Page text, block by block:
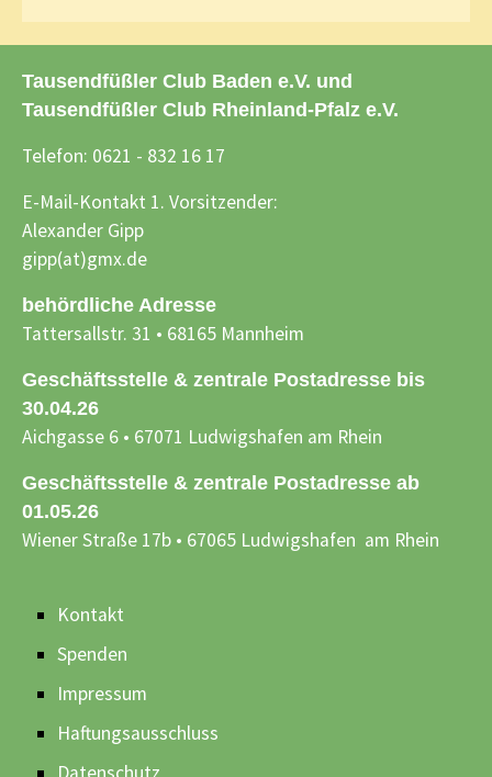
Tausendfüßler Club Baden e.V. und
Tausendfüßler Club Rheinland-Pfalz e.V.
Telefon: 0621 - 832 16 17
E-Mail-Kontakt 1. Vorsitzender:
Alexander Gipp
gipp(at)gmx.de
behördliche Adresse
Tattersallstr. 31 • 68165 Mannheim
Geschäftsstelle & zentrale Postadresse bis
30.04.26
Aichgasse 6 • 67071 Ludwigshafen am Rhein
Geschäftsstelle & zentrale Postadresse ab
01.05.26
Wiener Straße 17b • 67065 Ludwigshafen am Rhein
Kontakt
Spenden
Impressum
Haftungsausschluss